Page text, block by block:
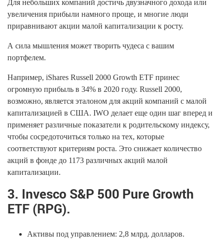
Для небольших компаний достичь двузначного дохода или
увеличения прибыли намного проще, и многие люди
приравнивают акции малой капитализации к росту.
А сила мышления может творить чудеса с вашим
портфелем.
Например, iShares Russell 2000 Growth ETF принес
огромную прибыль в 34% в 2020 году. Russell 2000,
возможно, является эталоном для акций компаний с малой
капитализацией в США. IWO делает еще один шаг вперед и
применяет различные показатели к родительскому индексу,
чтобы сосредоточиться только на тех, которые
соответствуют критериям роста. Это снижает количество
акций в фонде до 1173 различных акций малой
капитализации.
3. Invesco S&P 500 Pure Growth
ETF (RPG).
Активы под управлением: 2,8 млрд. долларов.